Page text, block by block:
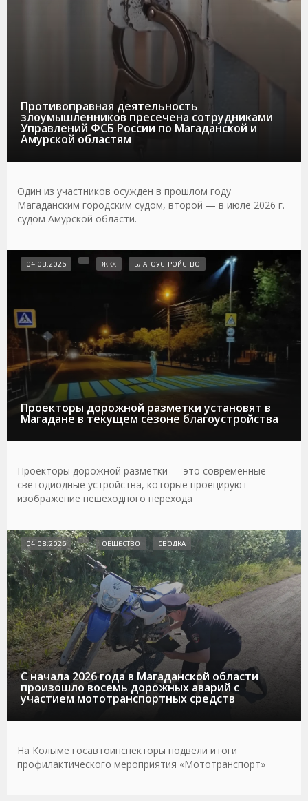
Противоправная деятельность
злоумышленников пресечена сотрудниками
Управлений ФСБ России по Магаданской и
Амурской областям
Один из участников осужден в прошлом году
Магаданским городским судом, второй — в июле 2026 г.
судом Амурской области.
Проекторы дорожной разметки установят в
Магадане в текущем сезоне благоустройства
04.08.2026 ЖКХ БЛАГОУСТРОЙСТВО
Проекторы дорожной разметки — это современные
светодиодные устройства, которые проецируют
изображение пешеходного перехода
С начала 2026 года в Магаданской области
произошло восемь дорожных аварий с
участием мототранспортных средств
04.08.2026 ОБЩЕСТВО СВОДКА
На Колыме госавтоинспекторы подвели итоги
профилактического мероприятия «Мототранспорт»